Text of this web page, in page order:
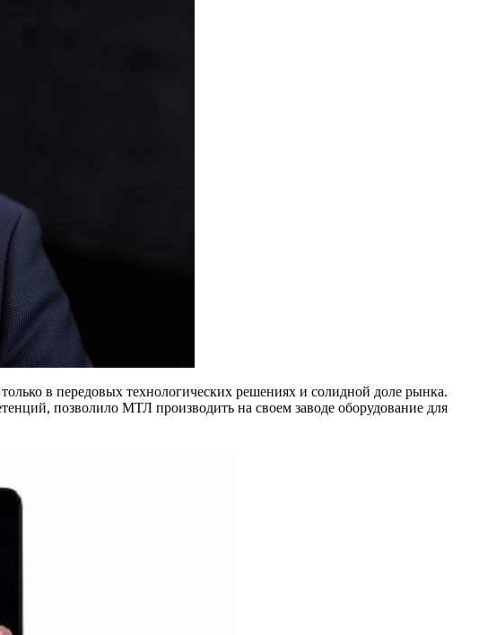
в передовых технологических решениях и солидной доле рынка.
позволило МТЛ производить на своем заводе оборудование для